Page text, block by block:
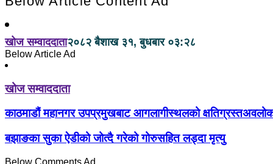
खोज सम्वाददाता२०८२ बैशाख ३१, बुधबार ०३:२८
Below Article Ad
खोज सम्वाददाता
काठमाडौं महानगर उपप्रमुखबाट आगलागीस्थलको
बझाङका सुका ऐडीको जोत्दै गरेको गोरुसहित लड्दा मृत्यु
Below Comments Ad